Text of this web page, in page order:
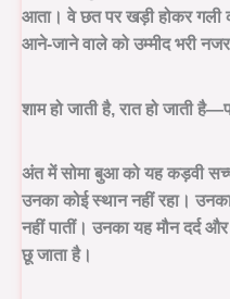
आता। वे छत पर खड़ी होकर गली
आने-जाने वाले को उम्मीद भरी
शाम हो जाती है, रात हो जाती
अंत में सोमा बुआ को यह कड़वी
उनका कोई स्थान नहीं रहा।
नहीं पातीं। उनका यह मौन दर्द
छू जाता है।